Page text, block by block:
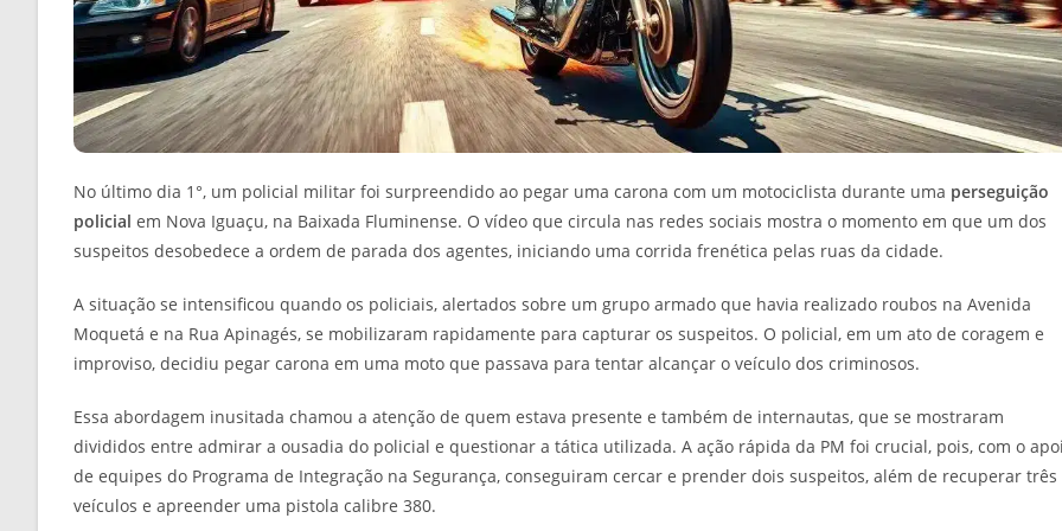
No último dia 1°, um policial militar foi surpreendido ao pegar uma carona com um motociclista durante uma perseguição
policial em Nova Iguaçu, na Baixada Fluminense. O vídeo que circula nas redes sociais mostra o momento em que um dos
suspeitos desobedece a ordem de parada dos agentes, iniciando uma corrida frenética pelas ruas da cidade.
A situação se intensificou quando os policiais, alertados sobre um grupo armado que havia realizado roubos na Avenida
Moquetá e na Rua Apinagés, se mobilizaram rapidamente para capturar os suspeitos. O policial, em um ato de coragem e
improviso, decidiu pegar carona em uma moto que passava para tentar alcançar o veículo dos criminosos.
Essa abordagem inusitada chamou a atenção de quem estava presente e também de internautas, que se mostraram
divididos entre admirar a ousadia do policial e questionar a tática utilizada. A ação rápida da PM foi crucial, pois, com o
de equipes do Programa de Integração na Segurança, conseguiram cercar e prender dois suspeitos, além de recuperar três
veículos e apreender uma pistola calibre 380.